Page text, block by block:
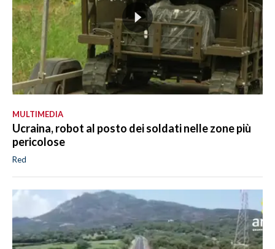
MULTIMEDIA
Ucraina, robot al posto dei soldati nelle zone più
pericolose
Red